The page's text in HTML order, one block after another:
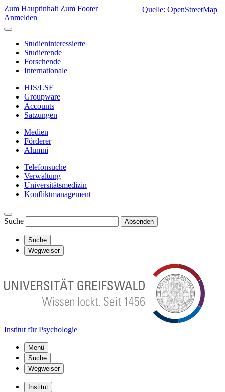
Zum Hauptinhalt Zum Footer
Anmelden
Studieninteressierte
Studierende
Forschende
Internationale
HIS/LSF
Groupware
Accounts
Satzungen
Medien
Förderer
Alumni
Telefonsuche
Verwaltung
Universitätsmedizin
Konfliktmanagement
Suche Absenden
Suche
Wegweiser
Institut für Psychologie
Menü
Suche
Wegweiser
Institut
Quelle: OpenStreetMap